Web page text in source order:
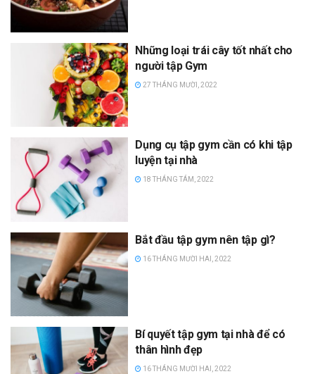
Những loại trái cây tốt nhất cho
người tập Gym
27 THÁNG MƯỜI, 2022
Dụng cụ tập gym cần có khi tập
luyện tại nhà
18 THÁNG TÁM, 2022
Bắt đầu tập gym nên tập gì?
16 THÁNG MƯỜI HAI, 2022
Bí quyết tập gym tại nhà để có
thân hình đẹp
16 THÁNG MƯỜI HAI, 2022